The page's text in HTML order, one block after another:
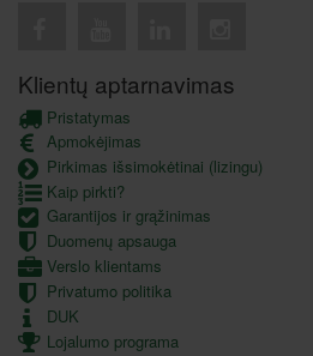
Klientų aptarnavimas
Pristatymas
Apmokėjimas
Pirkimas išsimokėtinai (lizingu)
Kaip pirkti?
Garantijos ir grąžinimas
Duomenų apsauga
Verslo klientams
Privatumo politika
DUK
Lojalumo programa